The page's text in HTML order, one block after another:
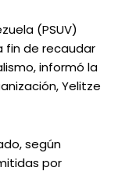
(PSUV)
fin de recaudar
informó la
Yelitze
según
por